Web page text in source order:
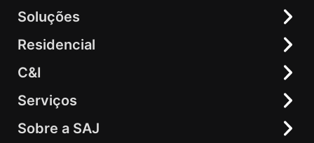
Soluções
Residencial
C&I
elekeeper
Residencial
Inversor Híbrido
Bateria
Microinversor
C&I
Armazenamento de Energia All-In-One
Inversor String
Serviços
Centro de Downloads
Sobre a SAJ